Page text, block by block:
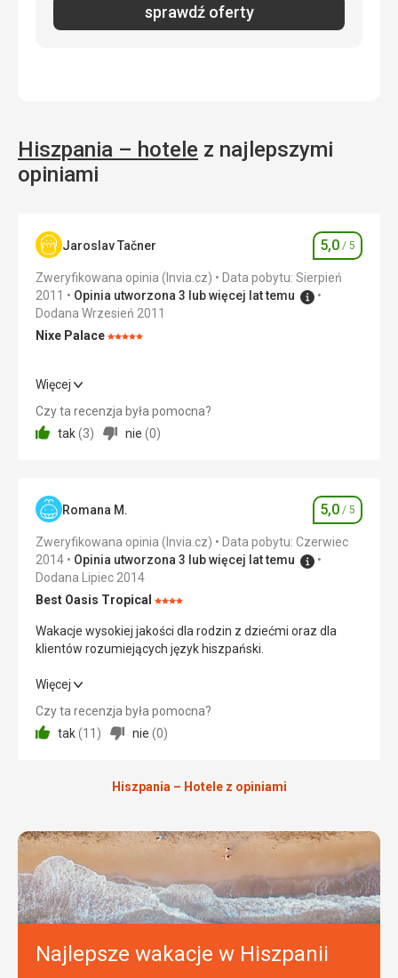
sprawdź oferty
Hiszpania – hotele z najlepszymi
opiniami
Jaroslav Tačner Ocena
5,0 / 5
Zweryfikowana opinia (Invia.cz)
Data pobytu: Sierpień
2011
Opinia utworzona 3 lub więcej lat temu
Dodana Wrzesień 2011
Nixe PalaceOcena:
Cena
Wyżywienie
Skorzystaliśmy tylko ze śniadania, które było klasyczne i
spełniło nasze oczekiwania.
Zakwaterowanie
Zakwaterowanie z tarasem oferowało piękny widok na
morze. Warto byłoby wyposażyć taras w parasol
Usługi
Nie wymagaliśmy żadnej usługi od hotelu.
Ta recenzja została automatycznie przetłumaczona za
pomocą Google Translate
Więcej
Czy ta recenzja była pomocna?
tak (3) nie (0)
Romana M. Ocena
5,0 / 5
Zweryfikowana opinia (Invia.cz)
Data pobytu: Czerwiec
2014
Opinia utworzona 3 lub więcej lat temu
Dodana Lipiec 2014
Best Oasis Tropical Ocena:
4/5
Wakacje wysokiej jakości dla rodzin z dziećmi oraz dla
klientów rozumiejących język hiszpański.
Wakacje wysokiej jakości dla rodzin z dziećmi oraz dla
klientów rozumiejących język hiszpański.
Wyżywienie
Usługi 5,0 / 5
Cena 5,0/ 5
Rozległy, leżaki w rozsądnej cenie, ogólne wrażenie psuł
ogromny wiatr.
Więcej
Czy ta recenzja była pomocna?
tak (11 ) nie (0)
Hiszpania – Hotele z opiniami
Najlepsze wakacje w Hiszpanii